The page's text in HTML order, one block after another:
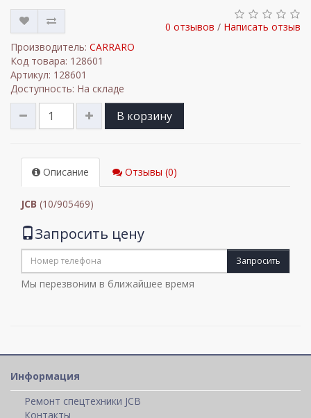
0 отзывов / Написать отзыв
Производитель: CARRARO
Код товара: 128601
Артикул: 128601
Доступность: На складе
В корзину
Описание Отзывы (0)
JCB (10/905469)
Запросить цену
Запросить
Мы перезвоним в ближайшее время
Информация
Ремонт спецтехники JCB
Контакты